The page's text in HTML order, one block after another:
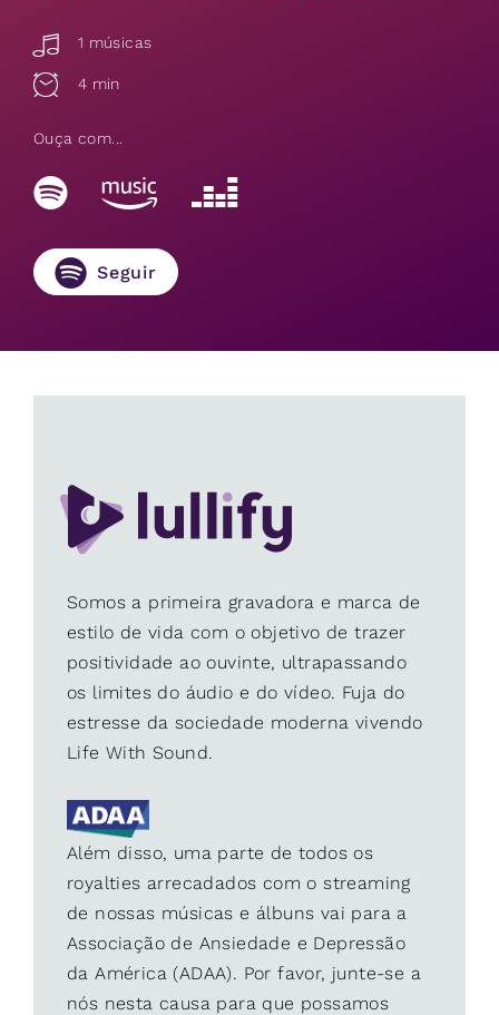
1 músicas
4 min
Ouça com...
Seguir
Somos a primeira gravadora e marca de
estilo de vida com o objetivo de trazer
positividade ao ouvinte, ultrapassando
os limites do áudio e do vídeo. Fuja do
estresse da sociedade moderna vivendo
Life With Sound.
Além disso, uma parte de todos os
royalties arrecadados com o streaming
de nossas músicas e álbuns vai para a
Associação de Ansiedade e Depressão
da América (ADAA). Por favor, junte-se a
nós nesta causa para que possamos